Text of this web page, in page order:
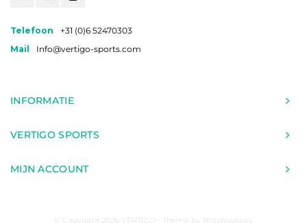
Telefoon
+31 (0)6 52470303
Mail
Info@vertigo-sports.com
INFORMATIE
VERTIGO SPORTS
MIJN ACCOUNT
© Copyright 2026 VERTIGO - Theme by Shopmonkey